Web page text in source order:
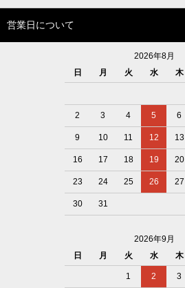
営業日について
2026年8月
日
月 火 水 木
2 3 4 5 6
9 10 11 12 13
16 17 18 19 20
23 24 25 26 27
30 31
2026年9月
日
月 火 水 木
1 2 3